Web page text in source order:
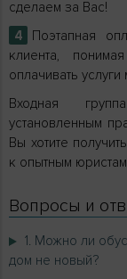
сделаем за Вас!
Поэтапная
клиента,
оплачивать
Входная
установленным
Вы хотите
к опытным
Вопросы и
1. Можно ли
дом не новый?